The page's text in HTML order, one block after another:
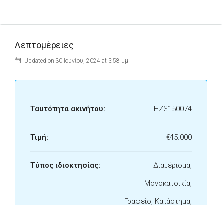
Λεπτομέρειες
Updated on 30 Ιουνίου, 2024 at 3:58 μμ
Ταυτότητα ακινήτου: HZS150074
Τιμή: €45.000
Τύπος ιδιοκτησίας:
Διαμέρισμα,
Μονοκατοικία,
Γραφείο, Κατάστημα,